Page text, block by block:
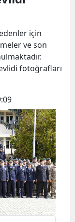
için
ve son
fotoğrafları